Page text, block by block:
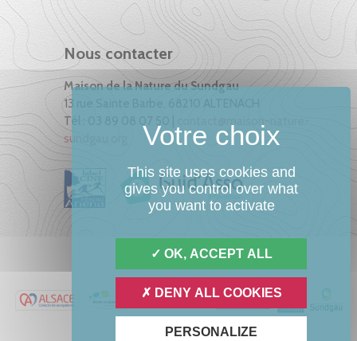
Nous contacter
Maison de la Nature du Sundgau
13 rue Sainte Barbe, 68210 ALTENACH
Tél : 03 89 08 07 50 |
sundgau.org
This site uses cookies and
gives you control over what
you want to activate
OK, ACCEPT ALL
DENY ALL COOKIES
PERSONALIZE